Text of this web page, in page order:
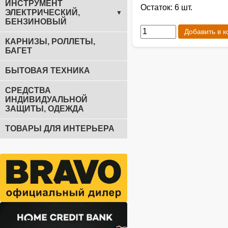
ИНСТРУМЕНТ
ЭЛЕКТРИЧЕСКИЙ,
БЕНЗИНОВЫЙ
▼
КАРНИЗЫ, РОЛЛЕТЫ,
БАГЕТ
БЫТОВАЯ ТЕХНИКА
СРЕДСТВА
ИНДИВИДУАЛЬНОЙ
ЗАЩИТЫ, ОДЕЖДА
ТОВАРЫ ДЛЯ ИНТЕРЬЕРА
Остаток: 6 шт.
Добавить в